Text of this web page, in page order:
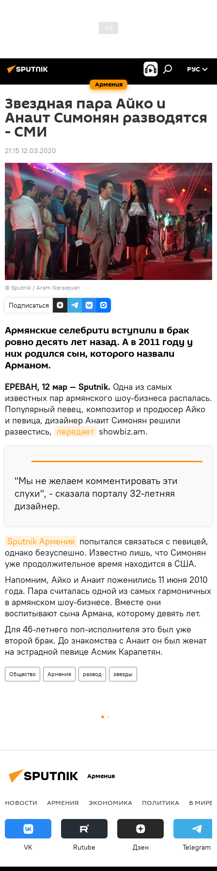
Армения
РУС
Звездная пара Айко и
Анаит Симонян разводятся
- СМИ
21:15 12.03.2020
© Sputnik / Aram Nersesyan
Подписаться
Армянские селебрити вступили в брак
ровно десять лет назад. А в 2011 году у
них родился сын, которого назвали
Арманом.
ЕРЕВАН, 12 мар — Sputnik. Одна из самых
известных пар армянского шоу-бизнеса распалась.
Популярный певец, композитор и продюсер Айко
и певица, дизайнер Анаит Симонян решили
развестись, передает showbiz.am.
"Мы не желаем комментировать эти
слухи", - сказала порталу 32-летняя
дизайнер.
Sputnik Армения попытался связаться с певицей,
однако безуспешно. Известно лишь, что Симонян
уже продолжительное время находится в США.
Напомним, Айко и Анаит поженились 11 июня 2010
года. Пара считалась одной из самых гармоничных
в армянском шоу-бизнесе. Вместе они
воспитывают сына Армана, которому девять лет.
Для 46-летнего поп-исполнителя это был уже
второй брак. До знакомства с Анаит он был женат
на эстрадной певице Асмик Карапетян.
Общество Армения развод звезды
Армения
НОВОСТИ АРМЕНИЯ ЭКОНОМИКА ПОЛИТИКА В МИРЕ
VK Rutube Дзен Telegram